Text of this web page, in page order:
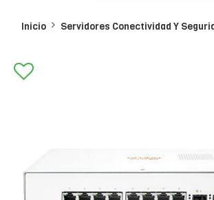
Inicio Servidores Conectividad Y